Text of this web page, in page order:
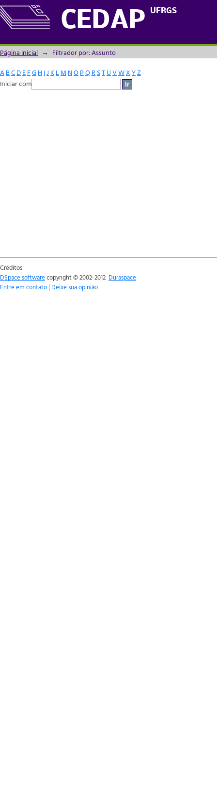
CEDAP UFRGS
Filtrador por: Assunto
Página inicial → Filtrador por: Assunto
ABCDEFGH IJ KLM NOPQRSTUVWXYZ
Iniciar com
Créditos
DSpace softwarecopyright © 2002-2012 Duraspace
Entre em contato | Deixe sua opinião